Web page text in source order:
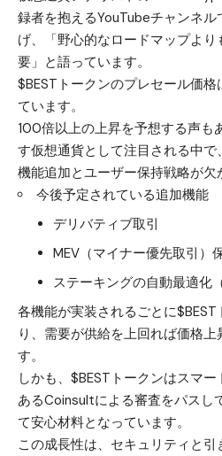
録者を抱えるYouTubeチャンネ
げ、「野心的なロードマップよ
要」と語っています。
$BESTトークンのプレセール価格
ています。
100倍以上の上昇を予想する声も
す仮想通貨として注目される中
機能追加とユーザー保持戦略が欠
今後予定されている追加機能
デリバティブ取引
MEV（マイナー優先取引）
ステーキングの自動最適化
各機能が実装されるごとに
り、需要が供給を上回れば価格
す。
しかも、$BESTトークンはスマ
あるCoinsultによる審査をパスし
て安心材料となっています。
この成長性は、セキュリティと